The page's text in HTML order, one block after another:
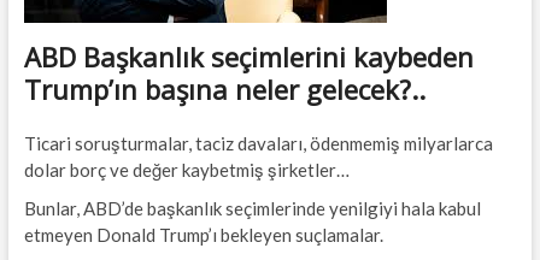
ABD Başkanlık seçimlerini kaybeden
Trump’ın başına neler gelecek?..
Ticari soruşturmalar, taciz davaları, ödenmemiş milyarlarca
dolar borç ve değer kaybetmiş şirketler…
Bunlar, ABD’de başkanlık seçimlerinde yenilgiyi hala kabul
etmeyen Donald Trump’ı bekleyen suçlamalar.